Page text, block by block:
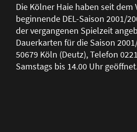
Die Kölner Haie haben seit
beginnende DEL-Saison 2001/
der vergangenen Spielzeit
Dauerkarten für die Saison
50679 Köln (Deutz), Telefon
Samstags bis 14.00 Uhr